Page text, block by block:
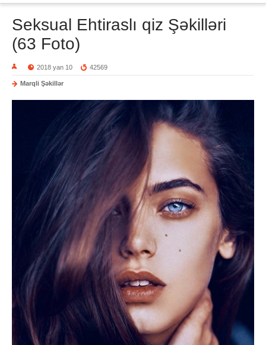
Seksual Ehtiraslı qiz Şəkilləri
(63 Foto)
2018 yan 10 42569
Marqli Şəkillər